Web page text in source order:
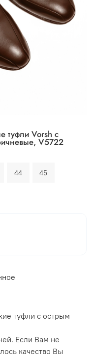
туфли Vorsh с
V5722
44 45
туфли с острым
Если Вам не
качество Вы